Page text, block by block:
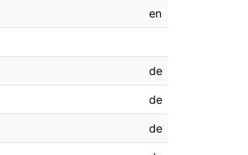
en
de
de
de